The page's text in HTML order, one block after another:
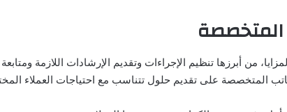
المتخصصة
من أبرزها تنظيم الإجراءات وتقديم الإرشادات اللازمة
المتخصصة على تقديم حلول تتناسب مع احتياجات العملاء